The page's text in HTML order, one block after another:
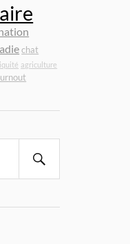
chat
agriculture